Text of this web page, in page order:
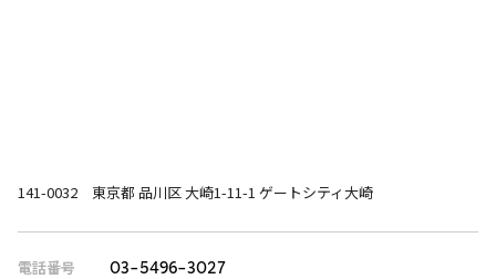
141-0032 東京都 品川区 大崎1-11-1 ゲートシティ大崎
電話番号 03-5496-3027